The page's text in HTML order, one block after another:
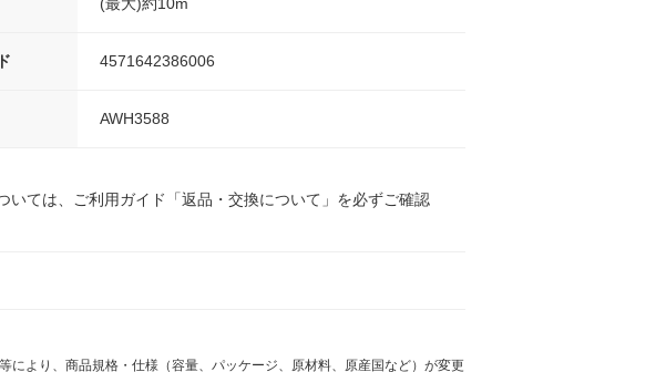
4571642386006
AWH3588
ては、ご利用ガイド「返品・交換について」を必ずご確認
より、商品規格・仕様（容量、パッケージ、原材料、原産国など）が変更